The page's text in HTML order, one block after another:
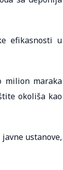
efikasnosti u
milion maraka
okoliša kao
ustanove,